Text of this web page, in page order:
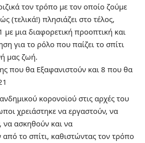
τον τρόπο με τον οποίο ζούμε
(τελικά!) πλησιάζει στο τέλος,
μια διαφορετική προοπτική και
για το ρόλο που παίζει το σπίτι
μας ζωή.
που θα Εξαφανιστούν και 8 που θα
κορονοϊού στις αρχές του
χρειάστηκε να εργαστούν, να
να ασκηθούν και να
το σπίτι, καθιστώντας τον τρόπο